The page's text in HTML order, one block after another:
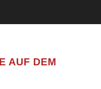
AUF DEM